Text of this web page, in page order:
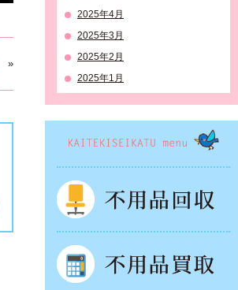
»
2025年4月
2025年3月
2025年2月
2025年1月